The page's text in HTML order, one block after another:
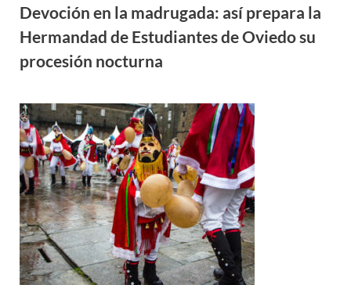
Devoción en la madrugada: así prepara la
Hermandad de Estudiantes de Oviedo su
procesión nocturna